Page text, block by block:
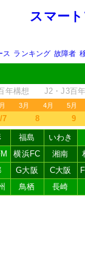
スマー
ス ランキング 故障者
年構想 J2・J3百
3月 4月 5月
7 8 9
福島
いわき
横浜FC 湘南
G大阪 C大阪
鳥栖 長崎